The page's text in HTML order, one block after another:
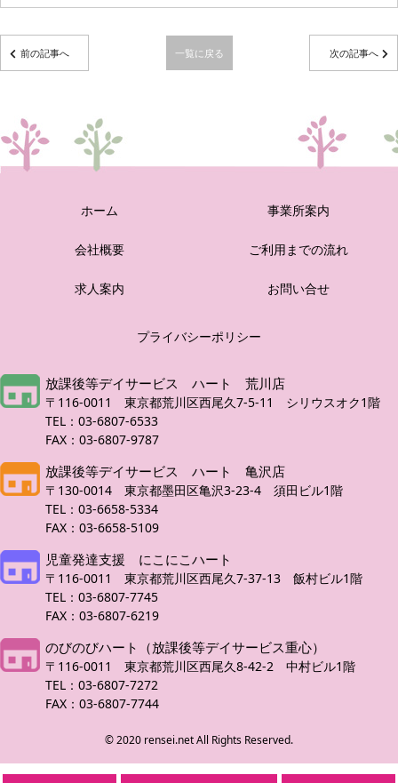
前の記事へ 一覧に戻る 次の記事へ
ホーム 事業所案内
会社概要 ご利用までの流れ
求人案内 お問い合せ
プライバシーポリシー
放課後等デイサービス ハート 荒川店
〒116-0011 東京都荒川区西尾久7-5-11 シリウスオク1階
TEL：03-6807-6533
FAX：03-6807-9787
放課後等デイサービス ハート 亀沢店
〒130-0014 東京都墨田区亀沢3-23-4 須田ビル1階
TEL：03-6658-5334
FAX：03-6658-5109
児童発達支援 にこにこハート
〒116-0011 東京都荒川区西尾久7-37-13 飯村ビル1階
TEL：03-6807-7745
FAX：03-6807-6219
のびのびハート（放課後等デイサービス重心）
〒116-0011 東京都荒川区西尾久8-42-2 中村ビル1階
TEL：03-6807-7272
FAX：03-6807-7744
© 2020 rensei.net All Rights Reserved.